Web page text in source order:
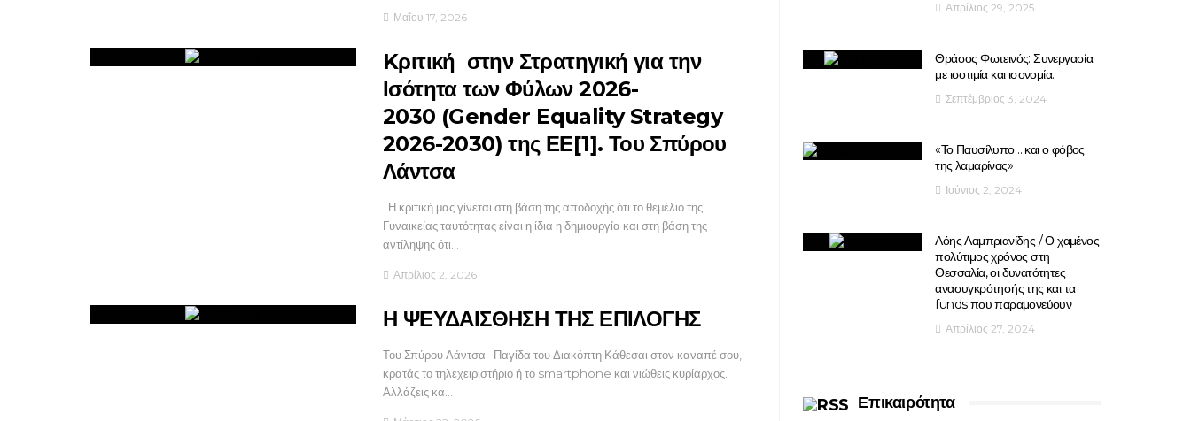
Μαΐου 17, 2026
Kριτική στην Στρατηγική για την
Ισότητα των Φύλων 2026-
2030 (Gender Equality Strategy
2026-2030) της ΕΕ[1]. Του Σπύρου
Λάντσα
Η κριτική μας γίνεται στη βάση της αποδοχής ότι το θεμέλιο της
Γυναικείας ταυτότητας είναι η ίδια η δημιουργία και στη βάση της
αντίληψης ότι…
Απρίλιος 2, 2026
Η ΨΕΥΔΑΙΣΘΗΣΗ ΤΗΣ ΕΠΙΛΟΓΗΣ
Του Σπύρου Λάντσα Παγίδα του Διακόπτη Κάθεσαι στον καναπέ σου,
κρατάς το τηλεχειριστήριο ή το smartphone και νιώθεις κυρίαρχος.
Αλλάζεις κα…
Απρίλιος 29, 2025
Θράσος Φωτεινός: Συνεργασία
με ισοτιμία και ισονομία.
Σεπτέμβριος 3, 2024
«Το Παυσίλυπο …και ο φόβος
της λαμαρίνας»
Ιούνιος 2, 2024
Λόης Λαμπριανίδης / Ο χαμένος
πολύτιμος χρόνος στη
Θεσσαλία, οι δυνατότητες
ανασυγκρότησής της και τα
funds που παραμονεύουν
Απρίλιος 27, 2024
Επικαιρότητα